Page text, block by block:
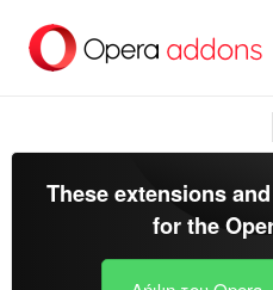
στο
κύριο
These extensions
for the